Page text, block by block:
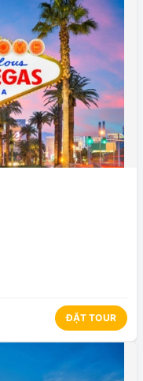
ĐẶT TOUR